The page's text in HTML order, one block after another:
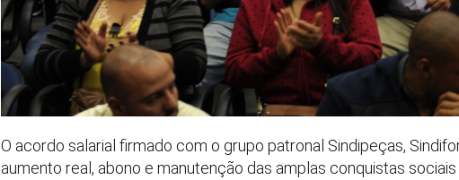
O acordo salarial firmado com o grupo patronal Sindipeças,
aumento real, abono e manutenção das amplas conquistas